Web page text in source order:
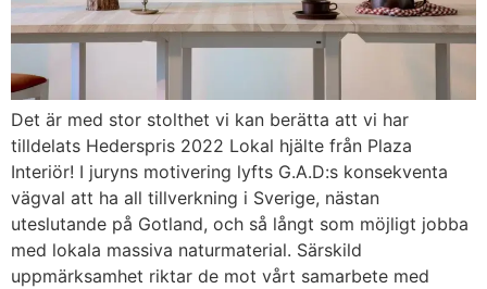
Det är med stor stolthet vi kan berätta att vi har
tilldelats Hederspris 2022 Lokal hjälte från Plaza
Interiör! I juryns motivering lyfts G.A.D:s konsekventa
vägval att ha all tillverkning i Sverige, nästan
uteslutande på Gotland, och så långt som möjligt jobba
med lokala massiva naturmaterial. Särskild
uppmärksamhet riktar de mot vårt samarbete med